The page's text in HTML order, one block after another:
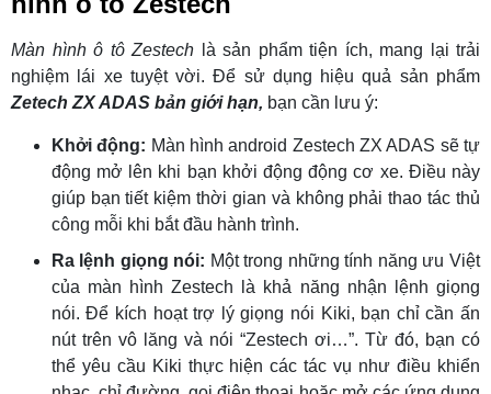
Màn hình ô tô Zestech
là sản phẩm tiện ích, mang lại trải
nghiệm lái xe tuyệt vời. Để sử dụng hiệu quả sản phẩm
Zetech ZX ADAS bản giới hạn, bạn cần lưu ý:
Khởi động: Màn hình android Zestech ZX ADAS sẽ tự
động mở lên khi bạn khởi động động cơ xe. Điều này
giúp bạn tiết kiệm thời gian và không phải thao tác thủ
công mỗi khi bắt đầu hành trình.
Ra lệnh giọng nói: Một trong những tính năng ưu Việt
của màn hình Zestech là khả năng nhận lệnh giọng
nói. Để kích hoạt trợ lý giọng nói Kiki, bạn chỉ cần ấn
nút trên vô lăng và nói “Zestech ơi…”. Từ đó, bạn có
thể yêu cầu Kiki thực hiện các tác vụ như điều khiển